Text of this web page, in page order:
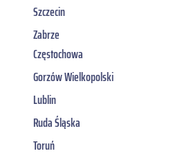
Szczecin
Zabrze
Częstochowa
Gorzów Wielkopolski
Lublin
Ruda Śląska
Toruń